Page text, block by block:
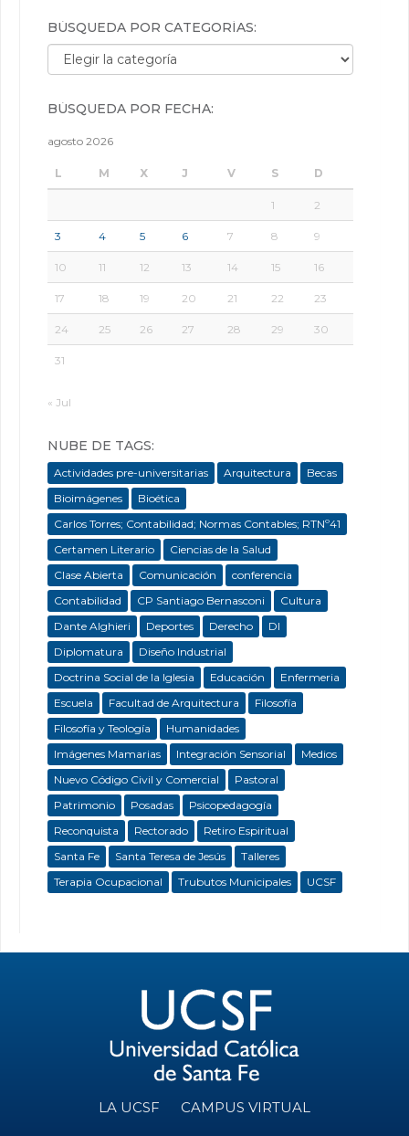
BÚSQUEDA POR CATEGORÍAS:
Búsqueda por categorías:
BÚSQUEDA POR FECHA:
agosto 2026
L M X J V S D
1 2
3 4 5 6 7 8 9
10 11 12 13 14 15 16
17 18 19 20 21 22 23
24 25 26 27 28 29 30
31
« Jul
NUBE DE TAGS:
Actividades pre-universitarias Arquitectura
Becas
Bioimágenes
Bioética
Carlos Torres; Contabilidad; Normas Contables; RTNº41
Certamen Literario
Ciencias de la Salud
Clase Abierta
Comunicación
conferencia
Contabilidad
CP Santiago Bernasconi
Cultura
Dante Alghieri
Deportes Derecho
DI
Diplomatura
Diseño Industrial
Doctrina Social de la Iglesia
Educación
Enfermeria
Escuela
Facultad de Arquitectura
Filosofía
Filosofía y Teología
Humanidades
Imágenes Mamarias
Integración Sensorial
Medios
Nuevo Código Civil y Comercial
Pastoral
Patrimonio
Posadas
Psicopedagogía
Reconquista
Rectorado
Retiro Espiritual
Santa Fe
Santa Teresa de Jesús
Talleres
Terapia Ocupacional
Trubutos Municipales UCSF
LA UCSF CAMPUS VIRTUAL